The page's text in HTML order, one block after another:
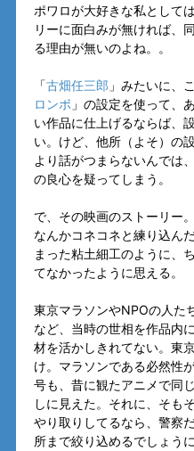
ポワロが大好きな私として
リーに面白みが無ければ、
る理由が無いのよね。。
「古畑任三郎 」みたいに、
ロンボ 」の設定を使って、
い作品に仕上げるならば、
い。けど、他所（よそ）の
より話がつまらないんでは
の良心を疑ってしまう。
で、その映画のストーリー。
なんかコネコネと練り込ん
まった粘土細工のように、
てなかったように思える。
東京マラソンやNPOの人た
など、当時の世相を作品内
材を活かしきれてない。東
け。マラソンである必然性
号も、昔に観たアニメで同
しに見えた。それに、そも
やり取りしてるなら、警察
所まで絞り込めるでしょう